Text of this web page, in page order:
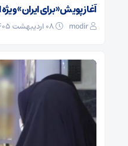
آغاز پویش «برای ایران»
modir